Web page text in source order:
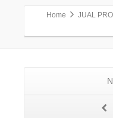
Home
JUAL